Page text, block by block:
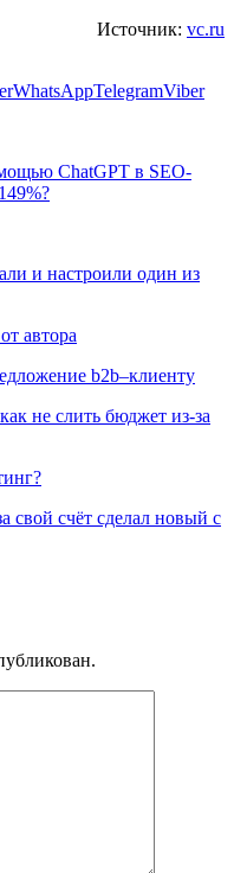
Источник: vc.ru
WhatsAppTelegramViber
ChatGPT в SEO-
и настроили один из
автора
b2b–клиенту
не слить бюджет из-за
свой счёт сделал новый с